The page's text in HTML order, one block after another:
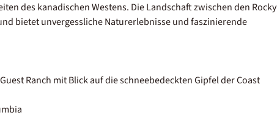
des kanadischen Westens. Die Landschaft zwischen den Rocky
bietet unvergessliche Naturerlebnisse und faszinierende
Ranch mit Blick auf die schneebedeckten Gipfel der Coast